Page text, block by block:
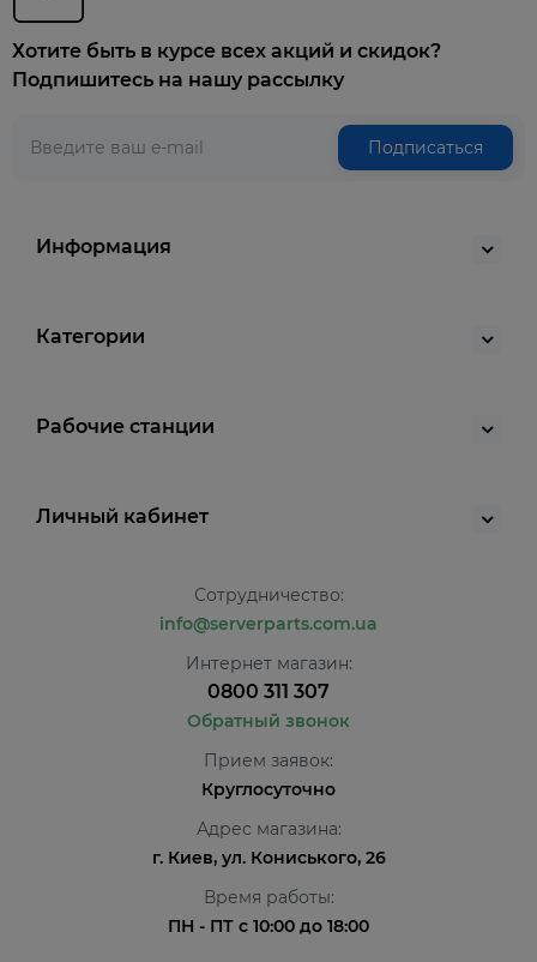
Хотите быть в курсе всех акций и скидок?
Подпишитесь на нашу рассылку
Подписаться
Информация
Категории
Рабочие станции
Личный кабинет
Сотрудничество:
info@serverparts.com.ua
Интернет магазин:
0800 311 307
Обратный звонок
Прием заявок:
Круглосуточно
Адрес магазина:
г. Киев, ул. Кониського, 26
Время работы:
ПН - ПТ с 10:00 до 18:00